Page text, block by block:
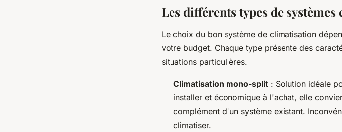
Les différents types de
Le choix du bon système de climatisation
votre budget. Chaque type présente des
situations particulières.
Climatisation mono-split : Solution idéale
installer et économique à l'achat, elle
complément d'un système existant.
climatiser.